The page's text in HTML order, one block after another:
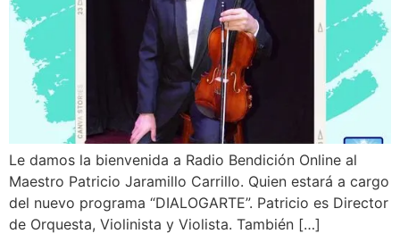
Le damos la bienvenida a Radio Bendición Online al
Maestro Patricio Jaramillo Carrillo. Quien estará a cargo
del nuevo programa “DIALOGARTE”. Patricio es Director
de Orquesta, Violinista y Violista. También […]